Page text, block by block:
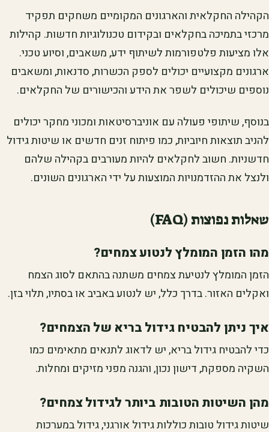
הקהילה החקלאית והארגונים המקומיים משחקים תפקיד
מרכזי בתמיכה בחקלאים ובקידום טכנולוגיות חדשות. קהילות
אלו מציעות פלטפורמות לשיתוף ידע, משאבים, וסיוע טכני.
ארגונים מקצועיים יכולים לספק הכשרות, סדנאות, ומשאבים
נוספים שיכולים לשפר את הידע והכישורים של החקלאים.
בנוסף, שיתופי פעולה עם אוניברסיטאות ומכוני מחקר יכולים
להניב תוצאות חיוביות, כמו פיתוח זנים חדשים או שיטות גידול
חדשניות. חשוב לחקלאים להיות מעורבים בקהילה שלהם
ולנצל את ההזדמנויות המוצעות על ידי הארגונים השונים.
שאלות נפוצות (FAQ)
מהו הזמן המומלץ לנטוע צמחים?
הזמן המומלץ לנטיעת צמחים משתנה בהתאם לסוג הצמח
ואקלים האזור. בדרך כלל, יש לנטוע באביב או בסתיו, תלוי בזן.
איך ניתן להבטיח גידול בריא של הצמחים?
כדי להבטיח גידול בריא, יש לדאוג לתנאים מתאימים כמו
השקיה מספקת, דישון נכון, והגנה מפני מזיקים ומחלות.
מהן השיטות הטובות ביותר לגידול צמחים?
שיטות גידול טובות כוללות גידול אורגני, גידול במערכות